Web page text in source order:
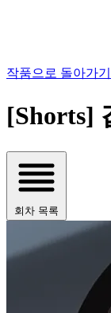
작품으로 돌아가기
[Shorts]
회차 목록